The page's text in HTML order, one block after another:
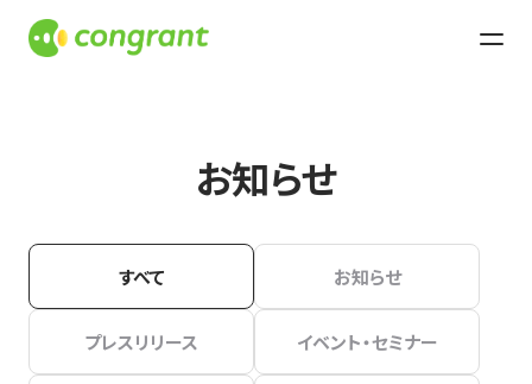
お知らせ
すべて お知らせ
プレスリリース イベント・セミナー